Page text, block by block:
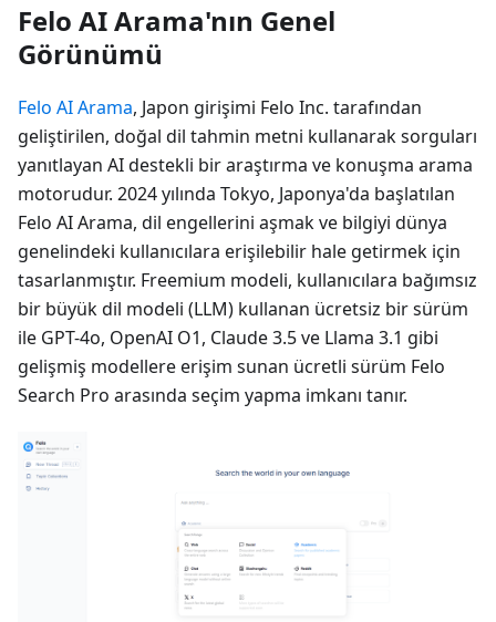
Felo AI Arama'nın Genel
Görünümü
Felo AI Arama, Japon girişimi Felo Inc. tarafından
geliştirilen, doğal dil tahmin metni kullanarak sorguları
yanıtlayan AI destekli bir araştırma ve konuşma arama
motorudur. 2024 yılında Tokyo, Japonya'da başlatılan
Felo AI Arama, dil engellerini aşmak ve bilgiyi dünya
genelindeki kullanıcılara erişilebilir hale getirmek için
tasarlanmıştır. Freemium modeli, kullanıcılara bağımsız
bir büyük dil modeli (LLM) kullanan ücretsiz bir sürüm
ile GPT-4o, OpenAI O1, Claude 3.5 ve Llama 3.1 gibi
gelişmiş modellere erişim sunan ücretli sürüm Felo
Search Pro arasında seçim yapma imkanı tanır.